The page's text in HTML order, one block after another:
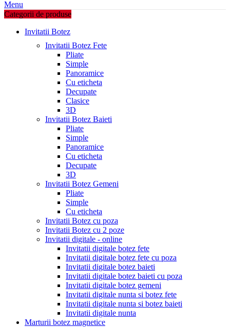
Menu
Categorii de produse
Invitatii Botez
Invitatii Botez Fete
Pliate
Simple
Panoramice
Cu eticheta
Decupate
Clasice
3D
Invitatii Botez Baieti
Pliate
Simple
Panoramice
Cu eticheta
Decupate
3D
Invitatii Botez Gemeni
Pliate
Simple
Cu eticheta
Invitatii Botez cu poza
Invitatii Botez cu 2 poze
Invitatii digitale - online
Invitatii digitale botez fete
Invitatii digitale botez fete cu poza
Invitatii digitale botez baieti
Invitatii digitale botez baieti cu poza
Invitatii digitale botez gemeni
Invitatii digitale nunta si botez fete
Invitatii digitale nunta si botez baieti
Invitatii digitale nunta
Marturii botez magnetice